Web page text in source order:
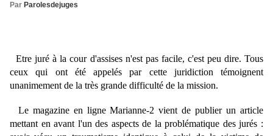
Par Parolesdejuges
Etre juré à la cour d'assises n'est pas facile, c'est peu dire. Tous
ceux qui ont été appelés par cette juridiction témoignent
unanimement de la très grande difficulté de la mission.
Le magazine en ligne Marianne-2 vient de publier un article
mettant en avant l'un des aspects de la problématique des jurés :